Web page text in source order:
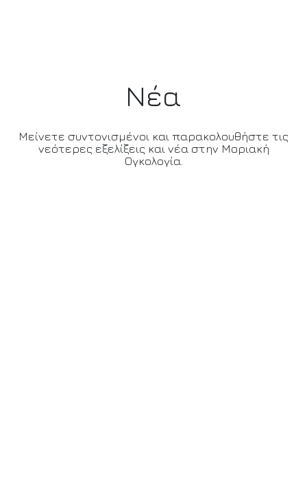
Νέα
Μείνετε συντονισμένοι και παρακολουθήστε τις
νεότερες εξελίξεις και νέα στην Μοριακή
Ογκολογία.